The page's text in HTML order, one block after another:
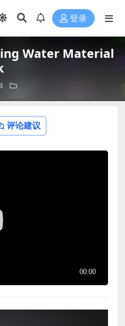
登录
Water Material
评论建议